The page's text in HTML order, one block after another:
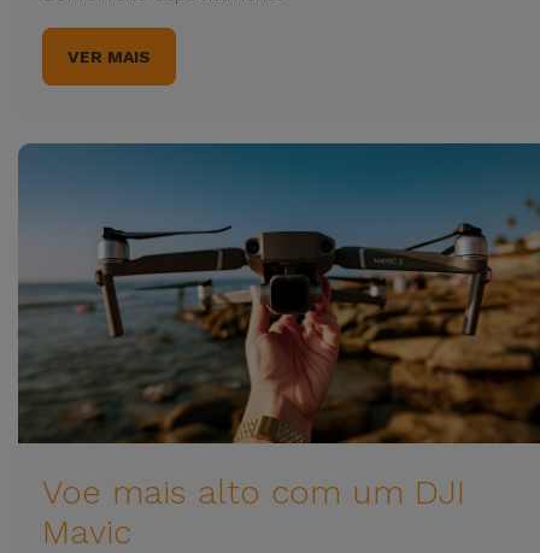
VER MAIS
Voe mais alto com um DJI
Mavic